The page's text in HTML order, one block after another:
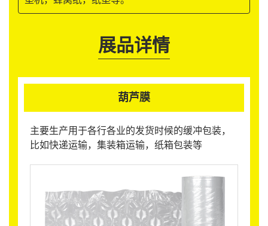
展品详情
葫芦膜
主要生产用于各行各业的发货时候的缓冲包装，
比如快递运输，集装箱运输，纸箱包装等